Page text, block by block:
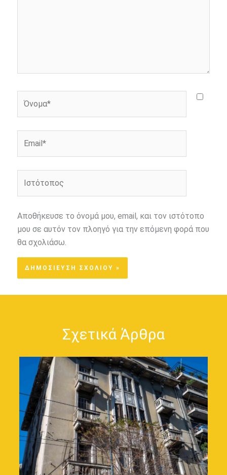
Αποθήκευσε το όνομά μου, email, και τον ιστότοπο
μου σε αυτόν τον πλοηγό για την επόμενη φορά που
θα σχολιάσω.
Σχετικά Άρθρα